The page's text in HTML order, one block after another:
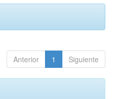
Anterior 1 Siguiente